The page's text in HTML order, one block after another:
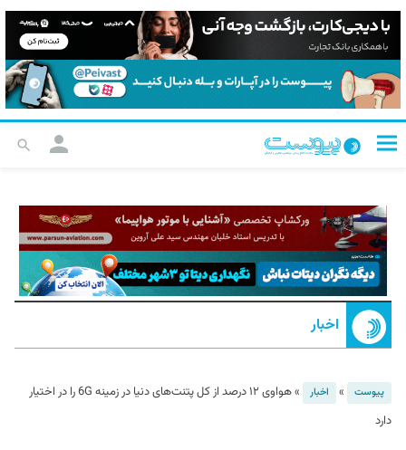
اخبار
پیوست » اخبار »
هواوی ۱۲ درصد از کل پتنت‌های دنیا در زمینه 6G را در اختیار
دارد